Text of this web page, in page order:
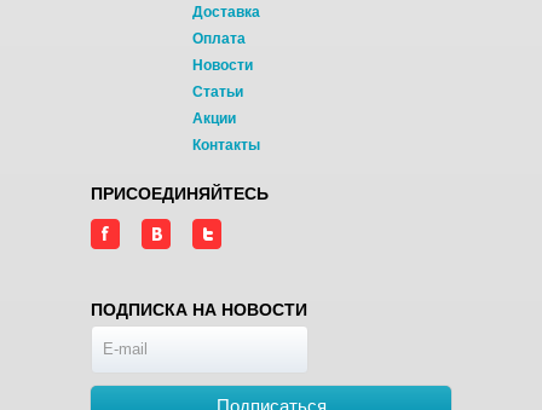
Доставка
Оплата
Новости
Статьи
Акции
Контакты
ПРИСОЕДИНЯЙТЕСЬ
ПОДПИСКА НА НОВОСТИ
Подписаться